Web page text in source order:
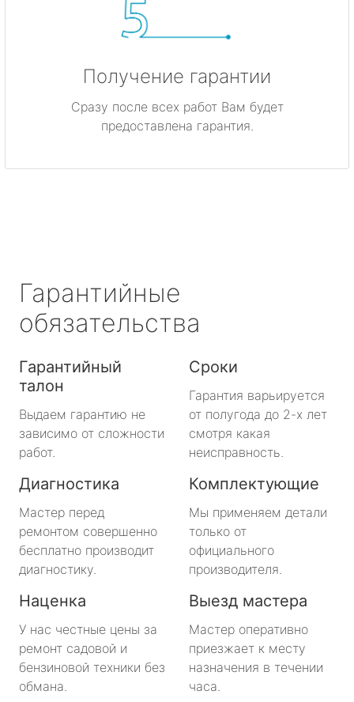
Получение гарантии
Сразу после всех работ Вам будет
предоставлена гарантия.
Гарантийные
обязательства
Гарантийный
талон
Выдаем гарантию не
зависимо от сложности
работ.
Сроки
Гарантия варьируется
от полугода до 2-х лет
смотря какая
неисправность.
Диагностика
Мастер перед
ремонтом совершенно
бесплатно производит
диагностику.
Комплектующие
Мы применяем детали
только от
официального
производителя.
Наценка
У нас честные цены за
ремонт садовой и
бензиновой техники без
обмана.
Выезд мастера
Мастер оперативно
приезжает к месту
назначения в течении
часа.